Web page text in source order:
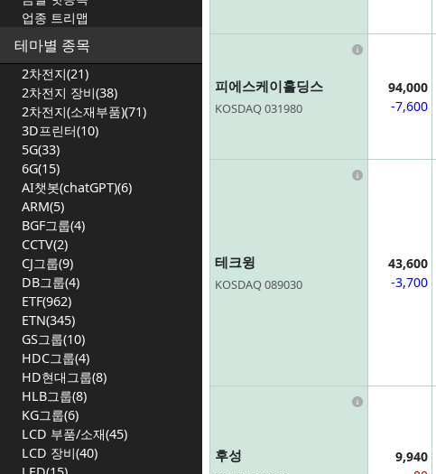
업종 트리맵
테마별 종목
2차전지(21)
2차전지 장비(38)
2차전지(소재부품)(71)
3D프린터(10)
5G(33)
6G(15)
AI챗봇(chatGPT)(6)
ARM(5)
BGF그룹(4)
CCTV(2)
CJ그룹(9)
DB그룹(4)
ETF(962)
ETN(345)
GS그룹(10)
HDC그룹(4)
HD현대그룹(8)
HLB그룹(8)
KG그룹(6)
LCD 부품/소재(45)
LCD 장비(40)
피에스케이홀딩스
KOSDAQ 031980
Information
94,000
-7,600
테크윙
KOSDAQ 089030
Information
43,600
-3,700
후성
Information
9,940